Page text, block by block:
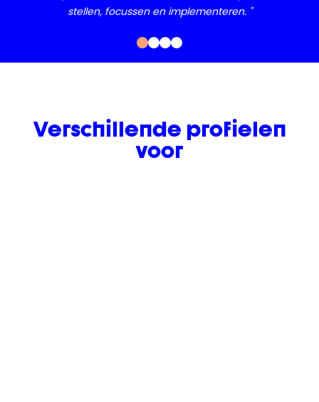
stellen, focussen en implementeren. "
Verschillende profielen
voor